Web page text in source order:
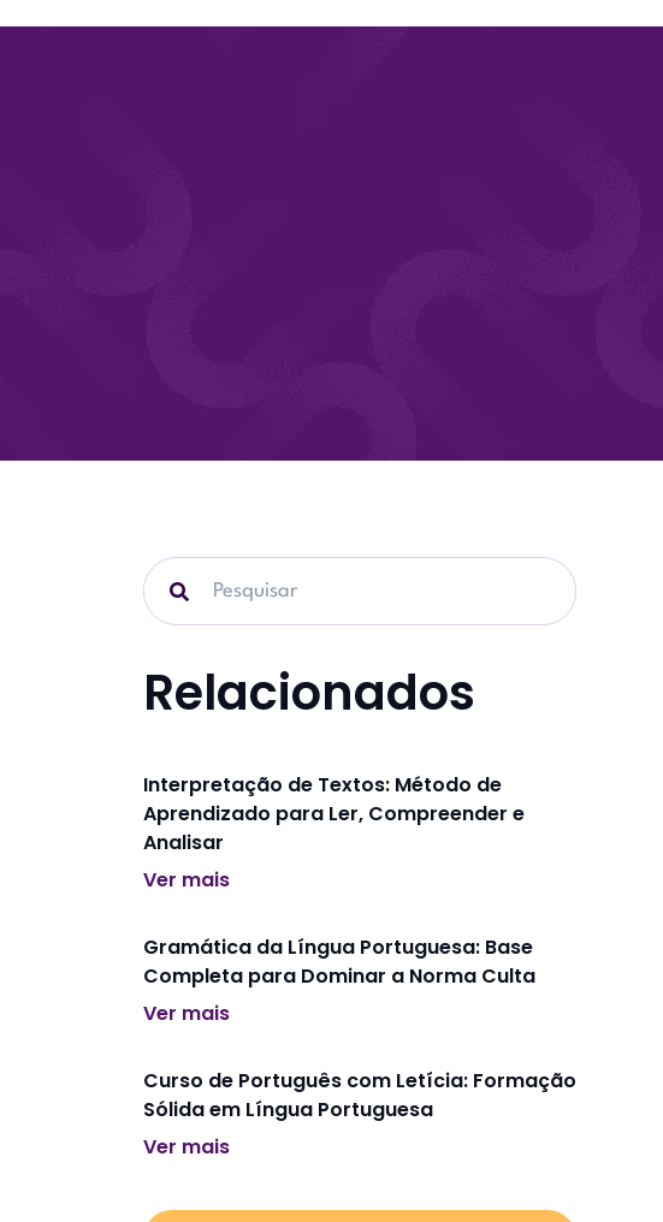
Relacionados
Interpretação de Textos: Método de
Aprendizado para Ler, Compreender e
Analisar
Ver mais
Gramática da Língua Portuguesa: Base
Completa para Dominar a Norma Culta
Ver mais
Curso de Português com Letícia: Formação
Sólida em Língua Portuguesa
Ver mais